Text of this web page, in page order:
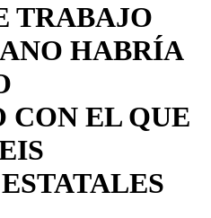
TRABAJO
HABRÍA
CON EL QUE